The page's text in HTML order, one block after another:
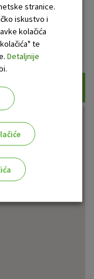
stranice.
iskustvo i
kolačića
te
Detaljnije